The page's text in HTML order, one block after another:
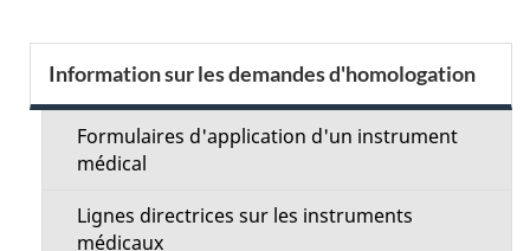
a
e
Information sur les demandes d'homologation
Formulaires d'application d'un instrument
médical
Lignes directrices sur les instruments
médicaux